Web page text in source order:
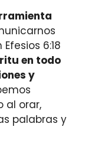
Efesios 6:18
en todo
y
al orar,
palabras y